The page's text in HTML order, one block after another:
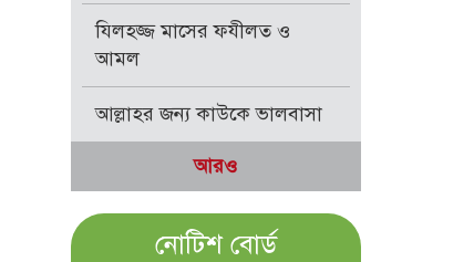
যিলহজ্জ মাসের ফযীলত ও
আমল
আল্লাহর জন্য কাউকে ভালবাসা
আরও
নোটিশ বোর্ড